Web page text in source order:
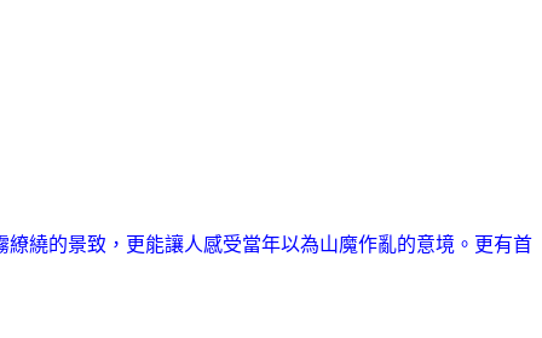
繚繞的景致，更能讓人感受當年以為山魔作亂的意境。更有首